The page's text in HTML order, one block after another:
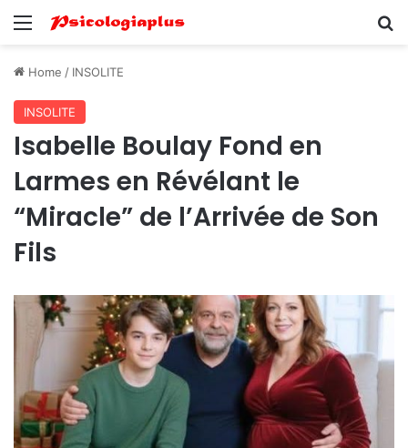
Menu
Home / INSOLITE
INSOLITE
Isabelle Boulay Fond en
Larmes en Révélant le
“Miracle” de l’Arrivée de Son
Fils